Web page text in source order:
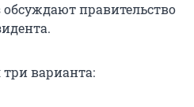
правительство
три варианта: